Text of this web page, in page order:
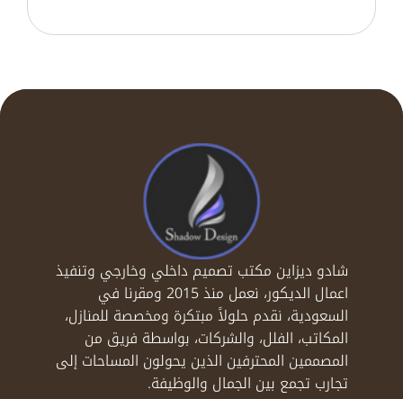
شادو ديزاين مكتب تصميم داخلي وخارجي وتنفيذ
اعمال الديكور، نعمل منذ 2015 ومقرنا في
السعودية، نقدم حلولاً مبتكرة ومخصصة للمنازل،
المكاتب، الفلل، والشركات، بواسطة فريق من
المصممين المحترفين الذين يحولون المساحات إلى
تجارب تجمع بين الجمال والوظيفة.